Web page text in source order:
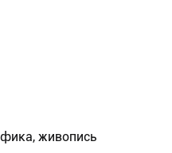
живопись